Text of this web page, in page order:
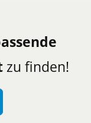
zu finden!